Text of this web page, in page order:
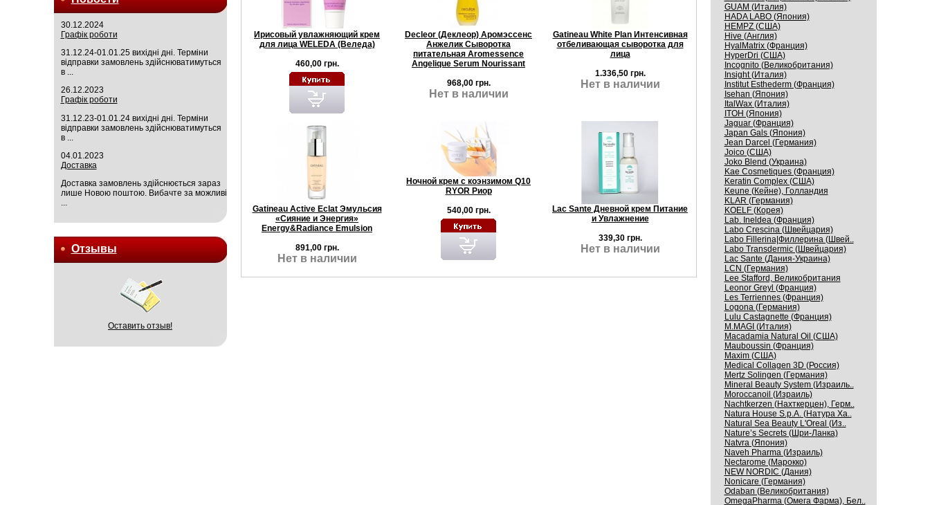
30.12.2024
Графік роботи
31.12.24-01.01.25 вихідні дні. Терміни
відправки замовлень здійснюватимуться
в ...
26.12.2023
Графік роботи
31.12.23-01.01.24 вихідні дні. Терміни
відправки замовлень здійснюватимуться
в ...
04.01.2023
Доставка
Доставка замовлень здійснюється зараз
лише Новою поштою. Вибачте за можливі
...
Отзывы
Оставить отзыв!
Ирисовый увлажняющий крем
для лица WELEDA (Веледа)
460,00 грн.
Decleor (Деклеор) Аромэссенс
Анжелик Сыворотка
питательная Aromessence
Angelique Serum Nourissant
968,00 грн.
Нет в наличии
Gatineau White Plan Интенсивная
отбеливающая сыворотка для
лица
1.336,50 грн.
Нет в наличии
Gatineau Active Eclat Эмульсия
«Сияние и Энергия»
Energy&Radiance Emulsion
891,00 грн.
Нет в наличии
Ночной крем с коэнзимом Q10
RYOR Риор
540,00 грн.
Lac Sante Дневной крем Питание
и Увлажнение
339,30 грн.
Нет в наличии
GUAM (Италия)
HADA LABO (Япония)
HEMPZ (США)
Hive (Англия)
HyalMatrix (Франция)
HyperDri (США)
Incognito (Великобритания)
Insight (Италия)
Institut Esthederm (Франция)
Isehan (Япония)
ItalWax (Италия)
ITOH (Япония)
Jaguar (Франция)
Japan Gals (Япония)
Jean Darcel (Германия)
Joico (США)
Joko Blend (Украина)
Kaе Cosmеtiques (Франция)
Keratin Complex (США)
Keune (Кейне), Голландия
KLAR (Германия)
KOELF (Корея)
Lab. Ineldea (Франция)
Labo Crescina (Швейцария)
Labo Fillerina|Филлерина (Швей..
Labo Transdermic (Швейцария)
Lac Sante (Дания-Украина)
LCN (Германия)
Lee Stafford, Великобритания
Leonor Greyl (Франция)
Les Terriennes (Франция)
Logona (Германия)
Lulu Castagnette (Франция)
M.MAGI (Италия)
Macadamia Natural Oil (США)
Mauboussin (Франция)
Maxim (США)
Medical Collagen 3D (Россия)
Mertz Solingen (Германия)
Mineral Beauty System (Израиль..
Moroccanoil (Израиль)
Nachtkerzen (Нахткерцен), Герм..
Natura House S.p.A. (Натура Ха..
Natural Sea Beauty L'Oreal (Из..
Nature’s Secrets (Шри-Ланка)
Natvra (Япония)
Naveh Pharma (Израиль)
Nectarome (Марокко)
NEW NORDIC (Дания)
Nonicare (Германия)
Odaban (Великобритания)
OmegaPharma (Омега Фарма), Бел..